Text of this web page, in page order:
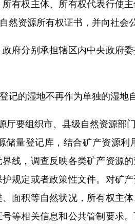
有权主体、所有权代表行使
然资源所有权证书，并向社会
分别承担辖区内中央政府委
的湿地不再作为单独的湿地
要组织市、县级自然资源部
量登记库，结合矿产资源
线，调查反映各类矿产资源
规定或者政策性文件。对矿
面积等自然状况，所有权主
等相关信息和公共管制要求